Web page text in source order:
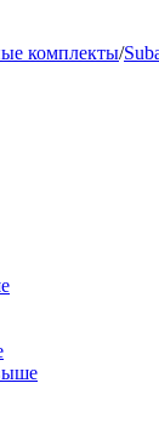
комплекты/